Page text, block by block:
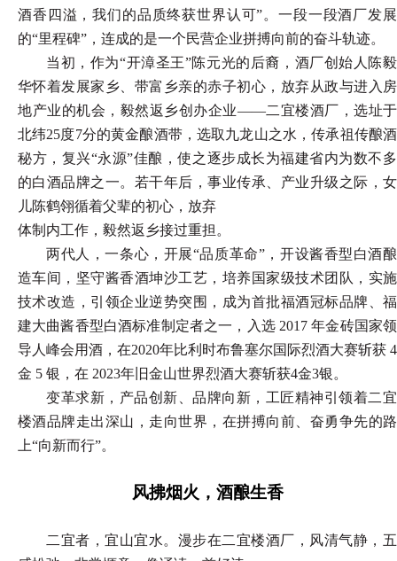
酒香四溢，我们的品质终获世界认可”。一段一段酒厂发展
的“里程碑”，连成的是一个民营企业拼搏向前的奋斗轨迹。
当初，作为“开漳圣王”陈元光的后裔，酒厂创始人陈毅
华怀着发展家乡、带富乡亲的赤子初心，放弃从政与进入房
地产业的机会，毅然返乡创办企业——二宜楼酒厂，选址于
北纬25度7分的黄金酿酒带，选取九龙山之水，传承祖传酿酒
秘方，复兴“永源”佳酿，使之逐步成长为福建省内为数不多
的白酒品牌之一。若干年后，事业传承、产业升级之际，女
儿陈鹤翎循着父辈的初心，放弃
体制内工作，毅然返乡接过重担。
两代人，一条心，开展“品质革命”，开设酱香型白酒酿
造车间，坚守酱香酒坤沙工艺，培养国家级技术团队，实施
技术改造，引领企业逆势突围，成为首批福酒冠标品牌、福
建大曲酱香型白酒标准制定者之一，入选 2017 年金砖国家领
导人峰会用酒，在2020年比利时布鲁塞尔国际烈酒大赛斩获 4
金 5 银，在 2023年旧金山世界烈酒大赛斩获4金3银。
变革求新，产品创新、品牌向新，工匠精神引领着二宜
楼酒品牌走出深山，走向世界，在拼搏向前、奋勇争先的路
上“向新而行”。
风拂烟火，酒酿生香
二宜者，宜山宜水。漫步在二宜楼酒厂，风清气静，五